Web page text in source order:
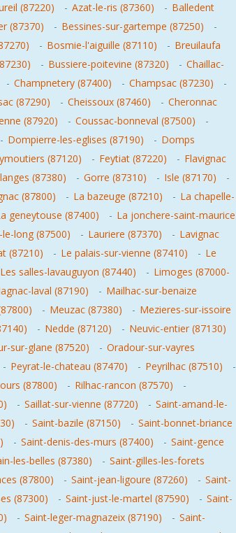
(87220) - Azat-le-ris (87360) - Balledent
(87370) - Bessines-sur-gartempe (87250)
-
- Bosmie-l'aiguille (87110) - Breuilaufa
- Bussiere-poitevine (87320) - Chaillac-
- Champnetery (87400) - Champsac (87230)
-
(87290) - Cheissoux (87460) - Cheronnac
(87920) - Coussac-bonneval (87500)
-
- Dompierre-les-eglises (87190) - Domps
(87120) - Feytiat (87220) - Flavignac
(87380) - Gorre (87310) - Isle (87170)
-
(87800) - La bazeuge (87210) - La chapelle-
geneytouse (87400) - La jonchere-saint-maurice
le-long (87500) - Lauriere (87370) - Lavignac
(87210) - Le palais-sur-vienne (87410) - Le
Les salles-lavauguyon (87440) - Limoges (87000-
laval (87190) - Mailhac-sur-benaize
- Meuzac (87380) - Mezieres-sur-issoire
- Nedde (87120) - Neuvic-entier (87130)
sur-glane (87520) - Oradour-sur-vayres
- Peyrat-le-chateau (87470) - Peyrilhac (87510)
-
(87800) - Rilhac-rancon (87570)
-
- Saillat-sur-vienne (87720) - Saint-amand-le-
- Saint-bazile (87150) - Saint-bonnet-briance
- Saint-denis-des-murs (87400) - Saint-gence
les-belles (87380) - Saint-gilles-les-forets
(87800) - Saint-jean-ligoure (87260) - Saint-
(87300) - Saint-just-le-martel (87590) - Saint-
- Saint-leger-magnazeix (87190) - Saint-